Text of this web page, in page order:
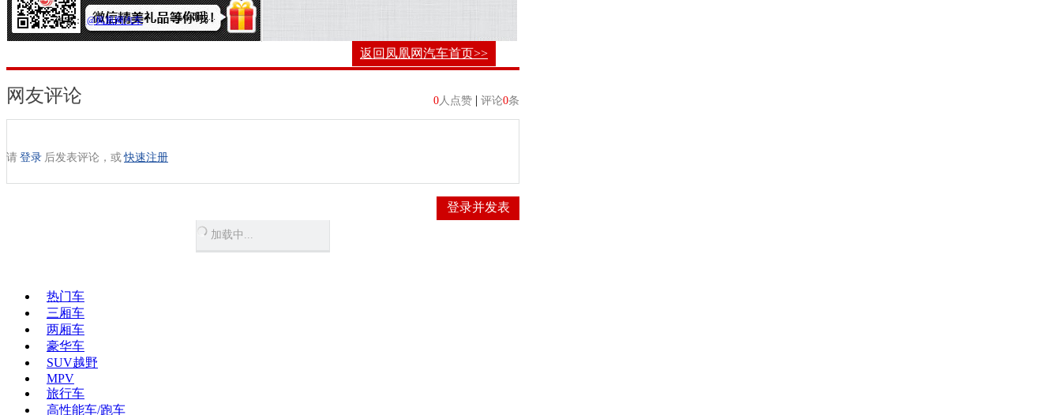
作者： @凤凰网汽车 Loading...
返回凤凰网汽车首页>>
网友评论 0人点赞 | 评论0条
请 登录 后发表评论，或 快速注册
登录并发表
加载中...
热门车
三厢车
两厢车
豪华车
SUV越野
MPV
旅行车
高性能车/跑车